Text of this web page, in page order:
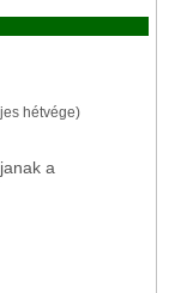
hétvége)
a